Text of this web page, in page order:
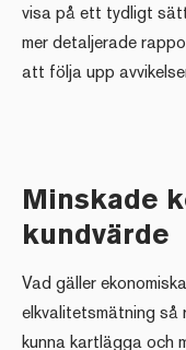
visa på ett tydligt
mer detaljerade
att följa upp
Minskade
kundvärde
Vad gäller
elkvalitetsmätning så
kunna kartlägga och